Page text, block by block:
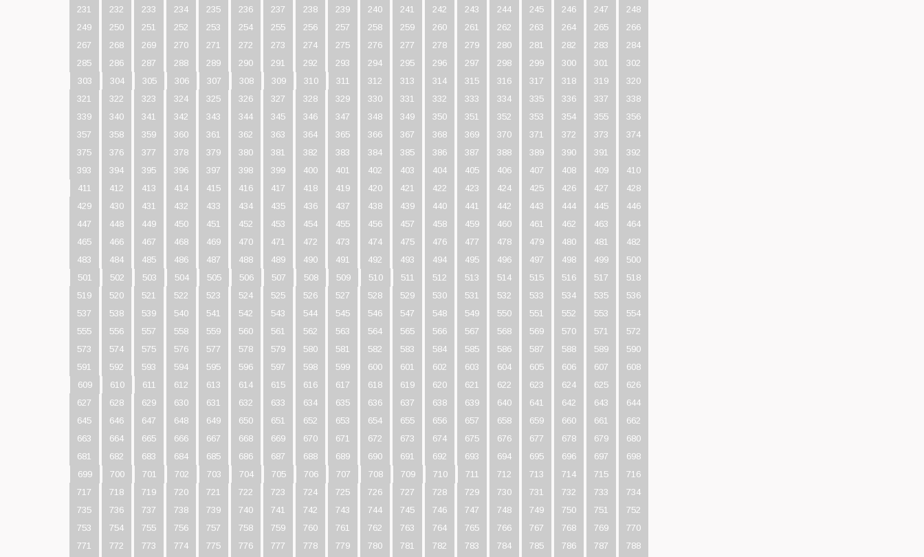
231
232 233 234 235 236 237 238 239 240 241 242 243 244 245 246 247
248
249
250 251 252 253 254 255 256 257 258 259 260 261 262 263 264 265
266
267
268 269 270 271 272 273 274 275 276 277 278 279 280 281 282 283
284
285
286 287 288 289 290 291 292 293 294 295 296 297 298 299 300 301
302
303
304 305 306 307 308 309 310 311 312 313 314 315 316 317 318 319
320
321
322 323 324 325 326 327 328 329 330 331 332 333 334 335 336 337
338
339
340 341 342 343 344 345 346 347 348 349 350 351 352 353 354 355
356
357
358 359 360 361 362 363 364 365 366 367 368 369 370 371 372 373
374
375
376 377 378 379 380 381 382 383 384 385 386 387 388 389 390 391
392
393
394 395 396 397 398 399 400 401 402 403 404 405 406 407 408 409
410
411
412 413 414 415 416 417 418 419 420 421 422 423 424 425 426 427
428
429
430 431 432 433 434 435 436 437 438 439 440 441 442 443 444 445
446
447
448 449 450 451 452 453 454 455 456 457 458 459 460 461 462 463
464
465
466 467 468 469 470 471 472 473 474 475 476 477 478 479 480 481
482
483
484 485 486 487 488 489 490 491 492 493 494 495 496 497 498 499
500
501
502 503 504 505 506 507 508 509 510 511 512 513 514 515 516 517
518
519
520 521 522 523 524 525 526 527 528 529 530 531 532 533 534 535
536
537
538 539 540 541 542 543 544 545 546 547 548 549 550 551 552 553
554
555
556 557 558 559 560 561 562 563 564 565 566 567 568 569 570 571
572
573
574 575 576 577 578 579 580 581 582 583 584 585 586 587 588 589
590
591
592 593 594 595 596 597 598 599 600 601 602 603 604 605 606 607
608
609
610 611 612 613 614 615 616 617 618 619 620 621 622 623 624 625
626
627
628 629 630 631 632 633 634 635 636 637 638 639 640 641 642 643
644
645
646 647 648 649 650 651 652 653 654 655 656 657 658 659 660 661
662
663
664 665 666 667 668 669 670 671 672 673 674 675 676 677 678 679
680
681
682 683 684 685 686 687 688 689 690 691 692 693 694 695 696 697
698
699
700 701 702 703 704 705 706 707 708 709 710 711 712 713 714 715
716
717
718 719 720 721 722 723 724 725 726 727 728 729 730 731 732 733
734
735
736 737 738 739 740 741 742 743 744 745 746 747 748 749 750 751
752
753
754 755 756 757 758 759 760 761 762 763 764 765 766 767 768 769
770
771
772 773 774 775 776 777 778 779 780 781 782 783 784 785 786 787
788